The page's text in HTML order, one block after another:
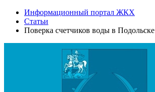
Информационный портал ЖКХ
Статьи
Поверка счетчиков воды в Подольске